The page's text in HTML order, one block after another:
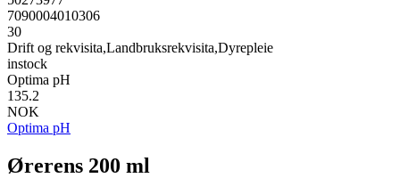
7090004010306
30
Drift og rekvisita,Landbruksrekvisita,Dyrepleie
instock
Optima pH
135.2
NOK
Optima pH
Ørerens 200 ml